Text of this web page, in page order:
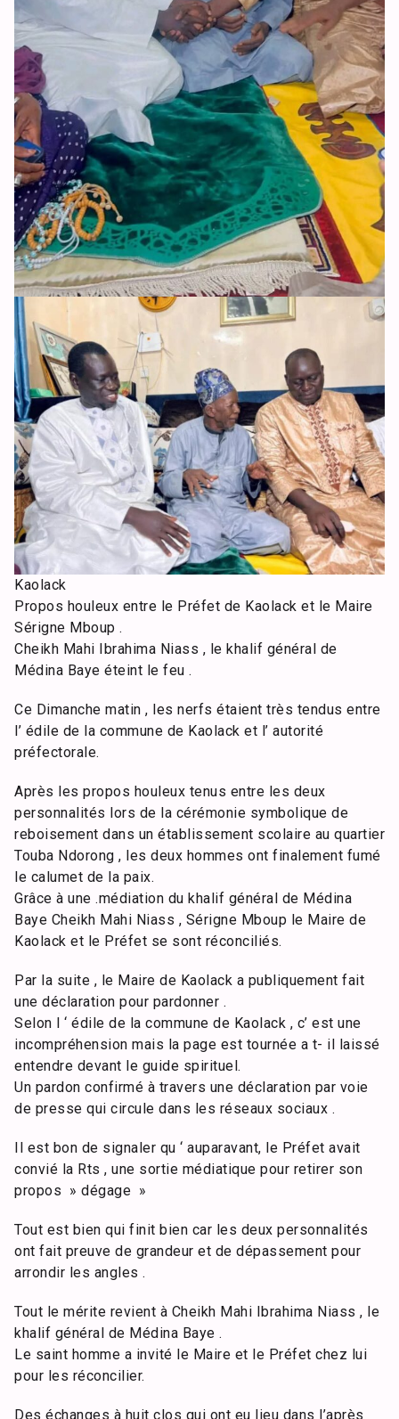
Kaolack
Propos houleux entre le Préfet de Kaolack et le Maire
Sérigne Mboup .
Cheikh Mahi Ibrahima Niass , le khalif général de
Médina Baye éteint le feu .
Ce Dimanche matin , les nerfs étaient très tendus entre
l’ édile de la commune de Kaolack et l’ autorité
préfectorale.
Après les propos houleux tenus entre les deux
personnalités lors de la cérémonie symbolique de
reboisement dans un établissement scolaire au quartier
Touba Ndorong , les deux hommes ont finalement fumé
le calumet de la paix.
Grâce à une .médiation du khalif général de Médina
Baye Cheikh Mahi Niass , Sérigne Mboup le Maire de
Kaolack et le Préfet se sont réconciliés.
Par la suite , le Maire de Kaolack a publiquement fait
une déclaration pour pardonner .
Selon l ‘ édile de la commune de Kaolack , c’ est une
incompréhension mais la page est tournée a t- il laissé
entendre devant le guide spirituel.
Un pardon confirmé à travers une déclaration par voie
de presse qui circule dans les réseaux sociaux .
Il est bon de signaler qu ‘ auparavant, le Préfet avait
convié la Rts , une sortie médiatique pour retirer son
propos » dégage »
Tout est bien qui finit bien car les deux personnalités
ont fait preuve de grandeur et de dépassement pour
arrondir les angles .
Tout le mérite revient à Cheikh Mahi Ibrahima Niass , le
khalif général de Médina Baye .
Le saint homme a invité le Maire et le Préfet chez lui
pour les réconcilier.
Des échanges à huit clos qui ont eu lieu dans l’après